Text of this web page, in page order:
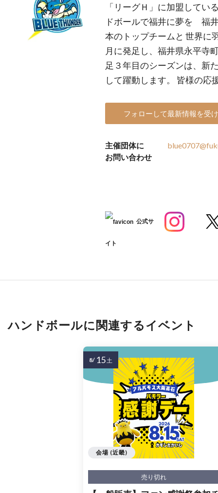
「リーグＨ」に加盟してい
ドボールで福井に夢を 福
本のトップチームと 世界に
月に発足し、福井県永平寺
足３年目のシーズンは、新
して躍動します。 皆様の応
フォローして最新情報を受
主催団体に
お問い合わせ
公式サ
イト
ハンドボールに関連するイベント
売り切れ
会場 (近畿)
8/ 15土